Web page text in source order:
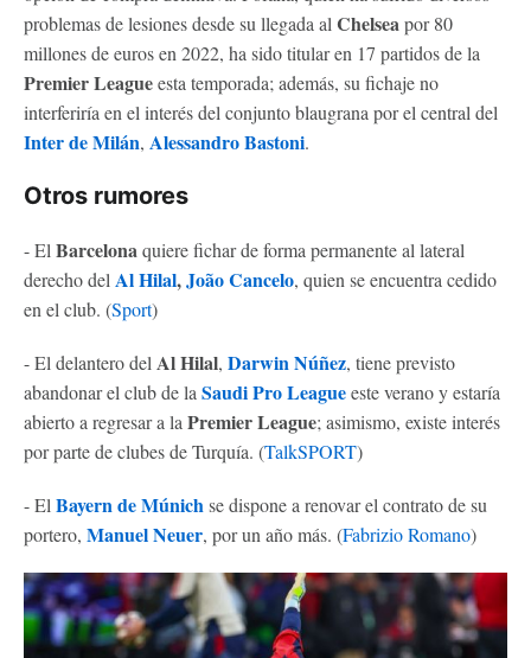
problemas de lesiones desde su llegada al Chelseapor 80
millones de euros en 2022, ha sido titular en 17 partidos de la
Premier Leagueesta temporada; además, su fichaje no
interferiría en el interés del conjunto blaugrana por el central del
Inter deMilán, Alessandro Bastoni.
Otros rumores
- El Barcelonaquiere fichar de forma permanente al lateral
derecho del Al Hilal,João Cancelo, quien se encuentra cedido
en el club. (Sport)
- El delantero del Al Hilal, Darwin Núñez, tiene previsto
abandonar el club de la Saudi Pro Leagueeste verano y estaría
abierto a regresar a la Premier League; asimismo, existe interés
por parte de clubes de Turquía. (TalkSPORT)
- El Bayern de Múnichse dispone a renovar el contrato de su
portero, Manuel Neuer, por un año más. (Fabrizio Romano)